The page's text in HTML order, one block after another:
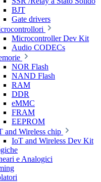
BJT
Gate drivers
Microcontroller Dev Kit
Audio CODECs
NOR Flash
NAND Flash
RAM
DDR
eMMC
FRAM
EEPROM
and Wireless chip
IoT and Wireless Dev Kit
e Analogici